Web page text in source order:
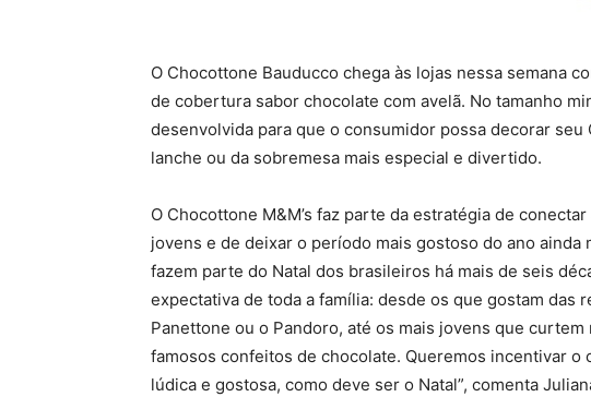
O Chocottone Bauducco chega às lojas nessa semana
de cobertura sabor chocolate com avelã. No tamanho
desenvolvida para que o consumidor possa decorar
lanche ou da sobremesa mais especial e divertido.
O Chocottone M&M’s faz parte da estratégia de
jovens e de deixar o período mais gostoso do ano ainda
fazem parte do Natal dos brasileiros há mais de seis
expectativa de toda a família: desde os que gostam das
Panettone ou o Pandoro, até os mais jovens que
famosos confeitos de chocolate. Queremos incentivar o
lúdica e gostosa, como deve ser o Natal”, comenta